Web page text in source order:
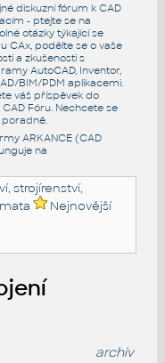
diskuzní fórum k CAD
- ptejte se na
otázky týkající se
CAx, podělte se o vaše
a zkušenosti s
AutoCAD, Inventor,
BIM/PDM aplikacemi.
váš příspěvek do
CAD Fóru. Nechcete se
poradně.
ARKANCE (CAD
na
strojírenství,
Nejnovější
archiv